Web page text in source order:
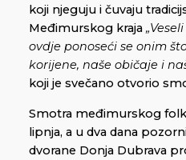
koji njeguju i čuvaju
Međimurskog kraja
ovdje ponoseći se onim
korijene, naše običaje i
koji je svečano otvorio
Smotra međimurskog
lipnja, a u dva dana
dvorane Donja Dubrava